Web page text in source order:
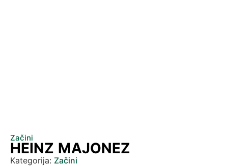
Začini
HEINZ MAJONEZ
Kategorija: Začini